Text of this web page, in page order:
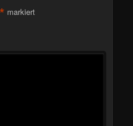
* markiert